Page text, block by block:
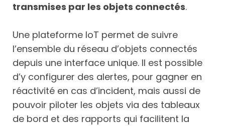
transmises par les objets connectés.
Une plateforme IoT permet de suivre
l’ensemble du réseau d’objets connectés
depuis une interface unique. Il est possible
d’y configurer des alertes, pour gagner en
réactivité en cas d’incident, mais aussi de
pouvoir piloter les objets via des tableaux
de bord et des rapports qui facilitent la